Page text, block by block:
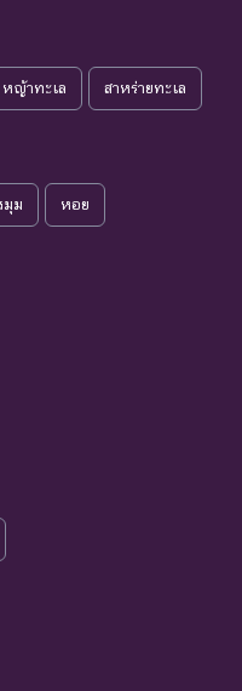
ให้ชนิดพันธุ์นั้นสูญ
ธุ์ที่มีแนวโน้มอาจถูก
มในอนาคตอันใกล้
ดพันธุ์กลุ่มนี้มีความ
ต่อการจัดหาความรู้
หญ้าทะเล สาหร่ายทะเล
มุม หอย